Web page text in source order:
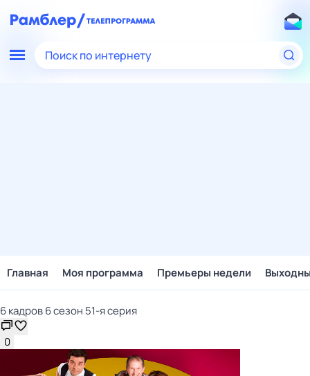
Поиск по интернету
Главная Моя программа Премьеры недели
6 кадров 6 сезон 51-я серия
0